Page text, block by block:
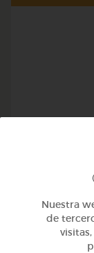
Nuestra
de